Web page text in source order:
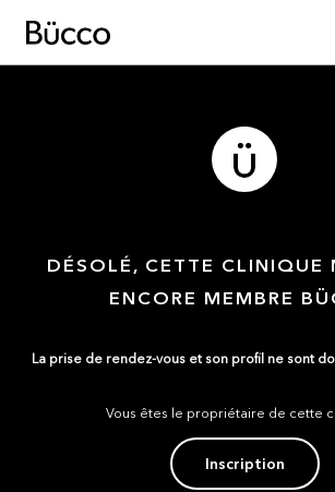
DÉSOLÉ, CETTE CLINIQUE
ENCORE MEMBRE
La prise de rendez-vous et son profil ne sont
Vous êtes le propriétaire de cette
Inscription